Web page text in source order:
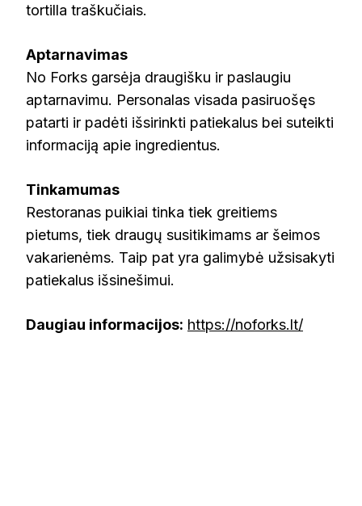
tortilla traškučiais.
Aptarnavimas
No Forks garsėja draugišku ir paslaugiu
aptarnavimu. Personalas visada pasiruošęs
patarti ir padėti išsirinkti patiekalus bei suteikti
informaciją apie ingredientus.
Tinkamumas
Restoranas puikiai tinka tiek greitiems
pietums, tiek draugų susitikimams ar šeimos
vakarienėms. Taip pat yra galimybė užsisakyti
patiekalus išsinešimui.
Daugiau informacijos: https://noforks.lt/